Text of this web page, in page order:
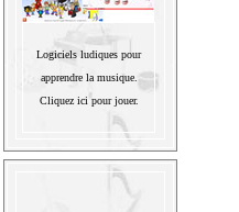
Logiciels ludiques pour
apprendre la musique.
Cliquez ici pour jouer.